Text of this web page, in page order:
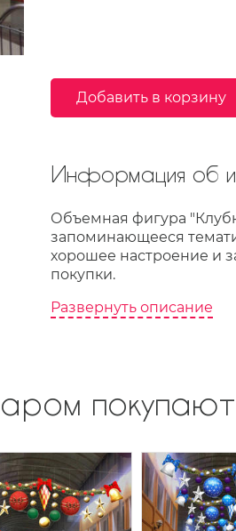
Добавить в корзину
Информация об
Объемная фигура
запоминающееся
хорошее настроение и
покупки.
Развернуть описание